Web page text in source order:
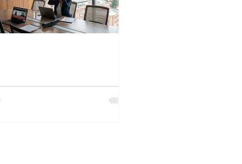
de techo no